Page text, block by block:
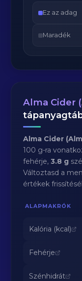
Ez az adag
Maradék
Alma Cider
Alma Cider
100 g-ra
fehérje,3.8 g
Változtasd a
értékek
ALAPMAKRÓK
Kalória (kcal)
Fehérje
Szénhidrát